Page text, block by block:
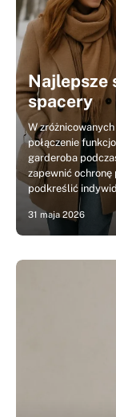
Najlepsze
spacery
W
połączenie
garderoba
zapewnić
podkreślić
31 maja 2026